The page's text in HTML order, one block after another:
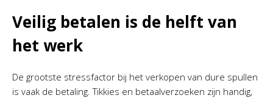
Veilig betalen is de helft van
het werk
De grootste stressfactor bij het verkopen van dure spullen
is vaak de betaling. Tikkies en betaalverzoeken zijn handig,